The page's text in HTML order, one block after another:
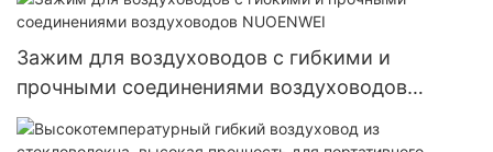
миллиметровая изоляция, разноцветные
варианты
Зажим для воздуховодов с гибкими и
прочными соединениями воздуховодов
NUOENWEI